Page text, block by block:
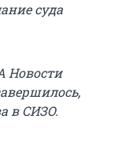
суда
Новости
в СИЗО.